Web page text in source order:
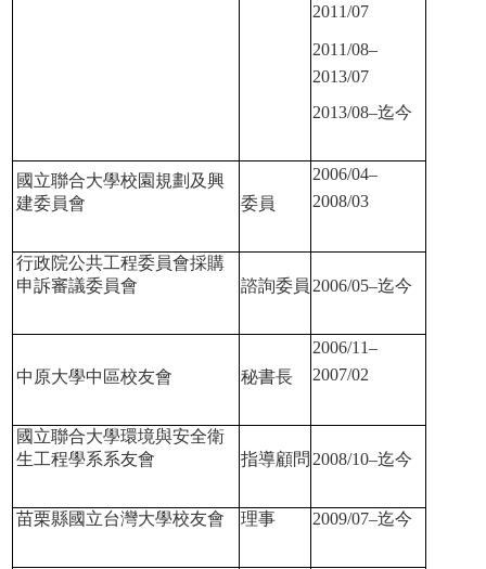
2011/07
2011/08–
2013/07
2013/08–迄今
國立聯合大學校園規劃及興
建委員會
委員
2006/04–
2008/03
行政院公共工程委員會採購
申訴審議委員會
諮詢委員 2006/05–迄今
中原大學中區校友會 秘書長
2006/11–
2007/02
國立聯合大學環境與安全衛
生工程學系系友會
指導顧問 2008/10–迄今
苗栗縣國立台灣大學校友會 理事 2009/07–迄今